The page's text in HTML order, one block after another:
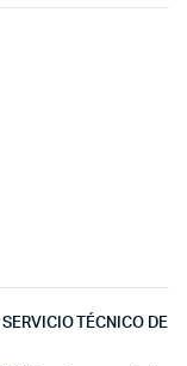
SERVICIO TÉCNICO DE